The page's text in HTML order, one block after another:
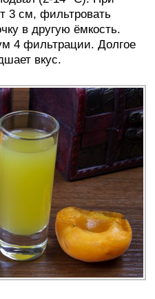
3 см, фильтровать
в другую ёмкость.
4 фильтрации. Долгое
вкус.